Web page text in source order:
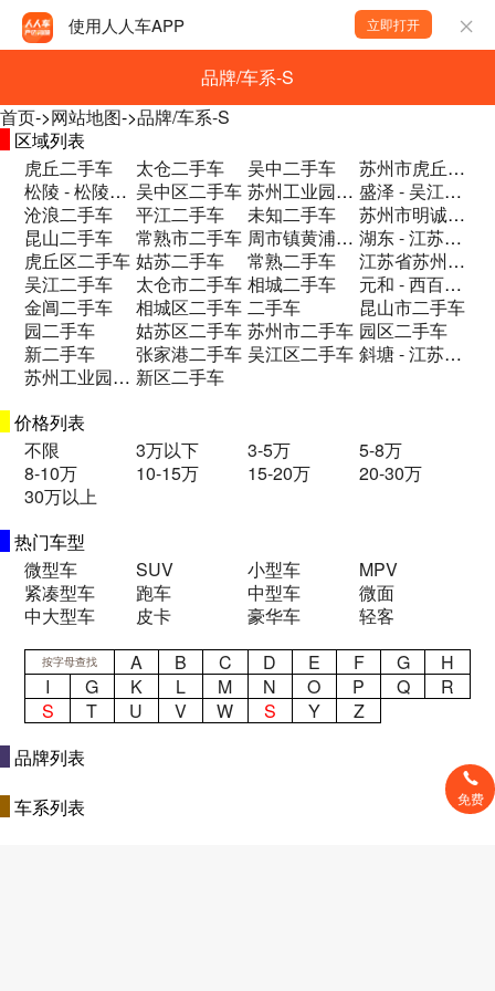
使用人人车APP 立即打开
品牌/车系-S
首页->网站地图->品牌/车系-S
区域列表
虎丘二手车
太仓二手车 吴中二手车
苏州市虎丘区驰云路9号-B-03二手车
松陵 - 松陵镇区江陵东路8号(苏嘉杭高二手车 吴中区二手车 苏州工业园区二手车
盛泽 - 吴江盛泽二手车
沧浪二手车
平江二手车 未知二手车
苏州市明诚二手车市场2栋A1—A4二手车
昆山二手车
常熟市二手车 周市镇黄浦江路209号明城二手车市场2号二手车
湖东 - 江苏省苏州市苏州工业园区龙潭路二手车
虎丘区二手车 姑苏二手车 常熟二手车
江苏省苏州市吴江区平望镇中鲈村汽车市场二手车
吴江二手车
太仓市二手车 相城二手车
元和 - 西百花巷16号二手车
金阊二手车
相城区二手车 二手车
昆山市二手车
园二手车
姑苏区二手车 苏州市二手车 园区二手车
新二手车
张家港二手车 吴江区二手车
斜塘 - 江苏省苏州市工业园区钟园路74二手车
苏州工业园二手车 新区二手车
价格列表
不限
3万以下 3-5万
5-8万
8-10万
10-15万 15-20万
20-30万
30万以上
热门车型
微型车
SUV 小型车
MPV
紧凑型车
跑车 中型车
微面
中大型车
皮卡 豪华车 轻客
按字母查找 A B C D E F G
H
I
G K L M N O P Q
R
S
T U V W S Y
Z
品牌列表
车系列表
免费